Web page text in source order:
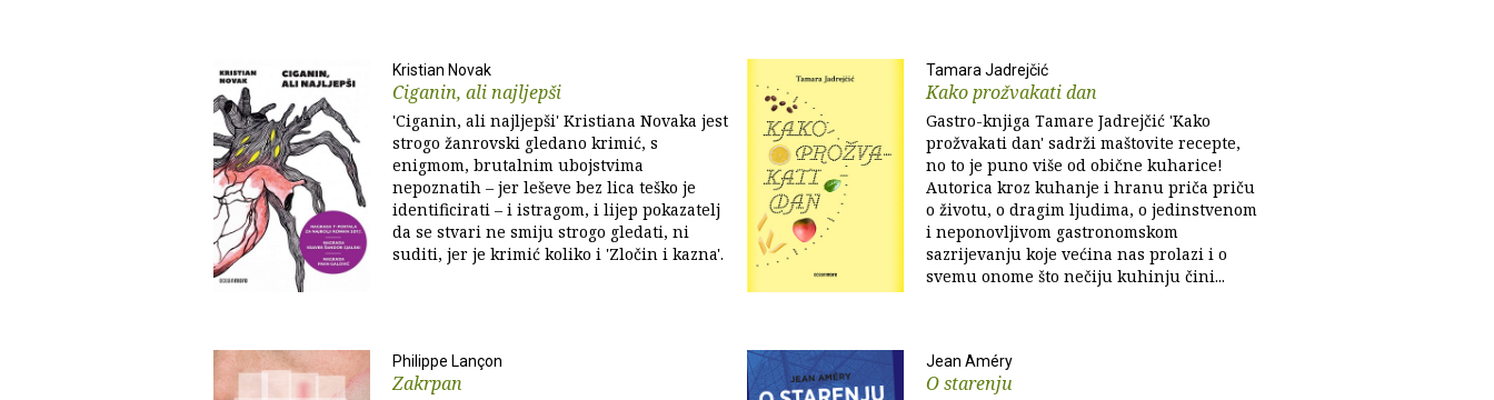
Kristian Novak
Ciganin, ali najljepši
'Ciganin, ali najljepši' Kristiana Novaka jest
strogo žanrovski gledano krimić, s
enigmom, brutalnim ubojstvima
nepoznatih – jer leševe bez lica teško je
identificirati – i istragom, i lijep pokazatelj
da se stvari ne smiju strogo gledati, ni
suditi, jer je krimić koliko i 'Zločin i kazna'.
Tamara Jadrejčić
Kako prožvakati dan
Gastro-knjiga Tamare Jadrejčić 'Kako
prožvakati dan' sadrži maštovite recepte,
no to je puno više od obične kuharice!
Autorica kroz kuhanje i hranu priča priču
o životu, o dragim ljudima, o jedinstvenom
i neponovljivom gastronomskom
sazrijevanju koje većina nas prolazi i o
svemu onome što nečiju kuhinju čini...
Philippe Lançon
Zakrpan
Jean Améry
O starenju